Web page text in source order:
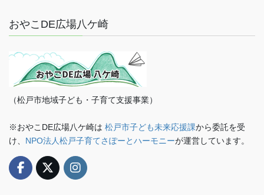
おやこDE広場八ケ崎
（松戸市地域子ども・子育て支援事業）
※おやこDE広場八ケ崎は 松戸市子ども未来応援課から委託を受
け、 NPO法人松戸子育てさぽーとハーモニーが運営しています。